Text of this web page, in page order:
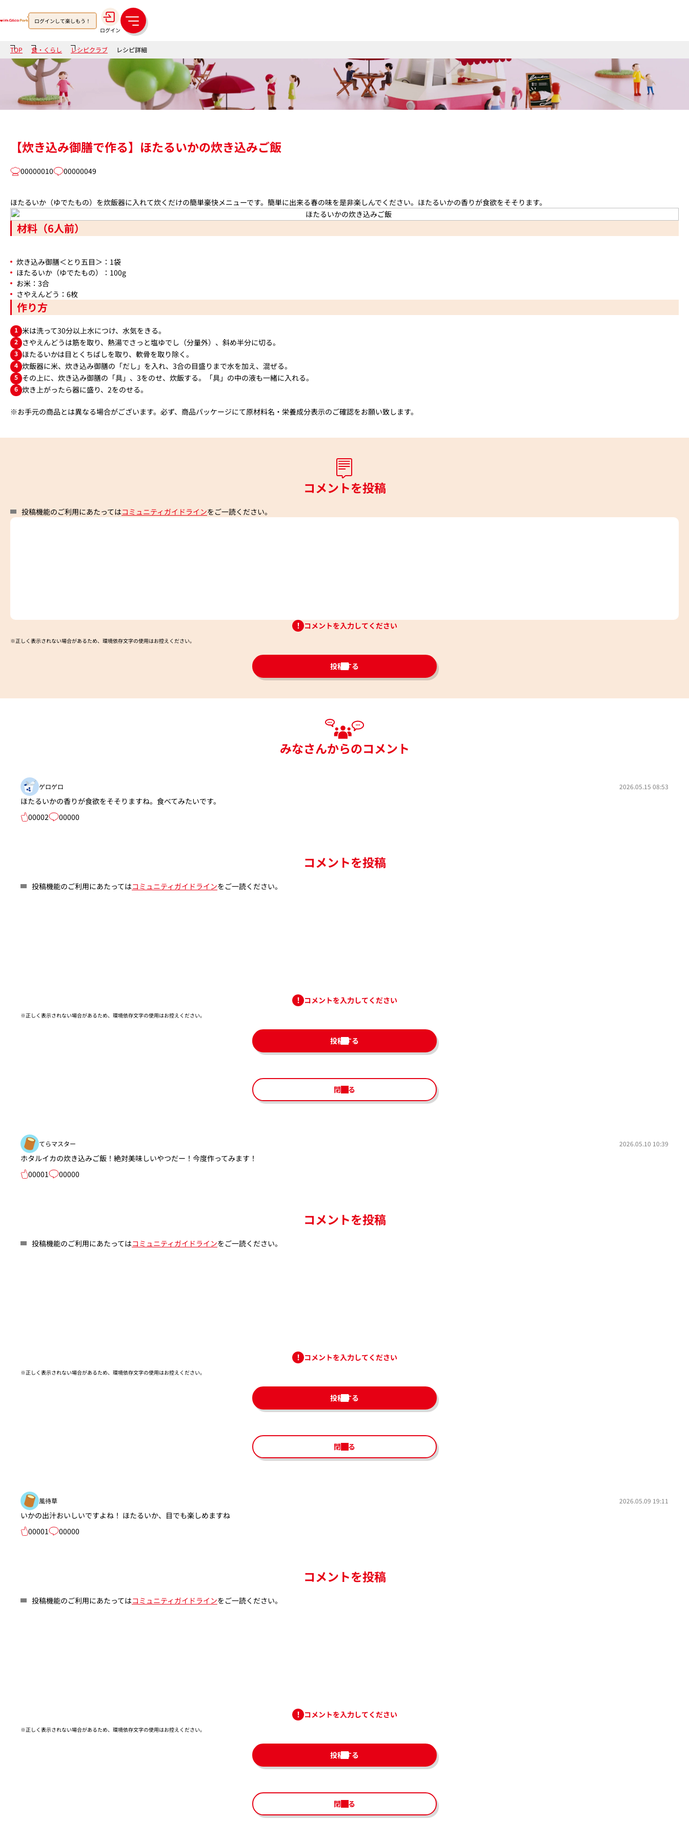
ログインして楽しもう！
ログイン
メ
ニ
ュ
ー
TOP 食・くらし レシピクラブ レシピ詳細
【炊き込み御膳で作る】ほたるいかの炊き込みご飯
00000010 00000049
ほたるいか（ゆでたもの）を炊飯器に入れて炊くだけの簡単豪快メニューです。簡単に出来る春の味を是非楽しんでください。ほたるいかの香りが食欲をそそります。
材料（6人前）
炊き込み御膳＜とり五目＞：1袋
ほたるいか（ゆでたもの）：100g
お米：3合
さやえんどう：6枚
作り方
1 米は洗って30分以上水につけ、水気をきる。
2 さやえんどうは筋を取り、熱湯でさっと塩ゆでし（分量外）、斜め半分に切る。
3 ほたるいかは目とくちばしを取り、軟骨を取り除く。
4 炊飯器に米、炊き込み御膳の「だし」を入れ、3合の目盛りまで水を加え、混ぜる。
5 その上に、炊き込み御膳の「具」、3をのせ、炊飯する。「具」の中の液も一緒に入れる。
6 炊き上がったら器に盛り、2をのせる。
※お手元の商品とは異なる場合がございます。必ず、商品パッケージにて原材料名・栄養成分表示のご確認をお願い致します。
コメントを投稿
投稿機能のご利用にあたってはコミュニティガイドラインをご一読ください。
コメントを入力してください
※正しく表示されない場合があるため、環境依存文字の使用はお控えください。​
投稿する
みなさんからのコメント
ゲロゲロ 2026.05.15 08:53
ほたるいかの香りが食欲をそそりますね。食べてみたいです。
00002
00000
コメントを投稿
投稿機能のご利用にあたってはコミュニティガイドラインをご一読ください。
コメントを入力してください
※正しく表示されない場合があるため、環境依存文字の使用はお控えください。​
投稿する
閉じる
てらマスター 2026.05.10 10:39
ホタルイカの炊き込みご飯！絶対美味しいやつだー！今度作ってみます！
00001
00000
コメントを投稿
投稿機能のご利用にあたってはコミュニティガイドラインをご一読ください。
コメントを入力してください
※正しく表示されない場合があるため、環境依存文字の使用はお控えください。​
投稿する
閉じる
風待草 2026.05.09 19:11
いかの出汁おいしいですよね！ ほたるいか、目でも楽しめますね
00001
00000
コメントを投稿
投稿機能のご利用にあたってはコミュニティガイドラインをご一読ください。
コメントを入力してください
※正しく表示されない場合があるため、環境依存文字の使用はお控えください。​
投稿する
閉じる